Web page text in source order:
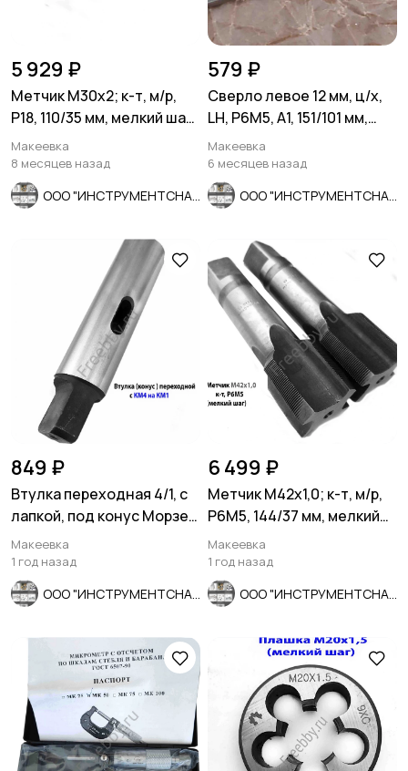
5 929 ₽
Метчик М30х2; к-т, м/р,
Р18, 110/35 мм, мелкий шаг,
шлиф, в/зав, СССР
Макеевка
8 месяцев назад
579 ₽
Сверло левое 12 мм, ц/х,
LH, Р6М5, А1, 151/101 мм,
ГОСТ 10902-77.
Макеевка
6 месяцев назад
849 ₽
Втулка переходная 4/1, с
лапкой, под конус Морзе,
с КМ4 на КМ1.
Макеевка
1 год назад
6 499 ₽
Метчик М42х1,0; к-т, м/р,
Р6М5, 144/37 мм, мелкий
шаг, СССР.
Макеевка
1 год назад